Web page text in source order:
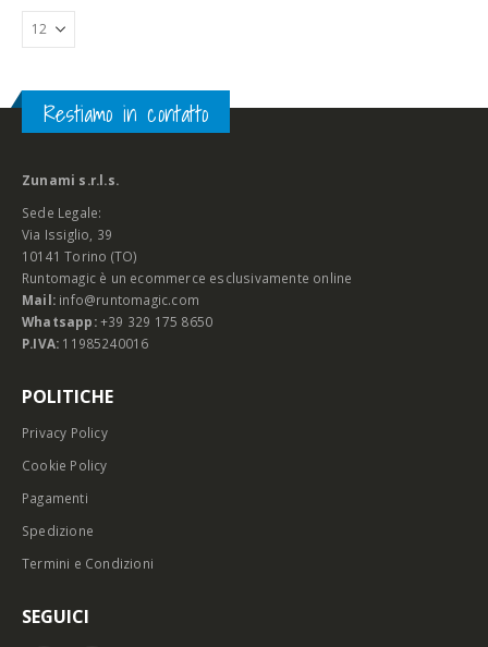
Restiamo in contatto
Zunami s.r.l.s.
Sede Legale:
Via Issiglio, 39
10141 Torino (TO)
Runtomagic è un ecommerce esclusivamente online
Mail: info@runtomagic.com
Whatsapp: +39 329 175 8650
P.IVA: 11985240016
POLITICHE
Privacy Policy
Cookie Policy
Pagamenti
Spedizione
Termini e Condizioni
SEGUICI